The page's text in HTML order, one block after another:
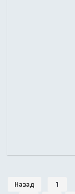
Назад 1